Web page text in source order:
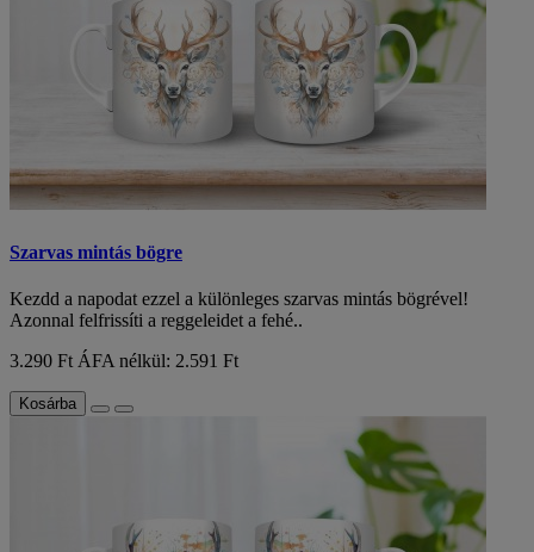
Szarvas mintás bögre
Kezdd a napodat ezzel a különleges szarvas mintás bögrével!
Azonnal felfrissíti a reggeleidet a fehé..
3.290 Ft ÁFA nélkül: 2.591 Ft
Kosárba